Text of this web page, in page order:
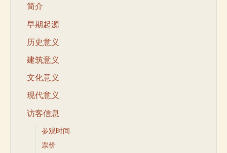
简介
早期起源
历史意义
建筑意义
文化意义
现代意义
访客信息
参观时间
票价